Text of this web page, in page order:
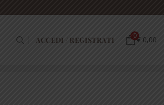
ACCEDI / REGISTRATI 0€ 0,00